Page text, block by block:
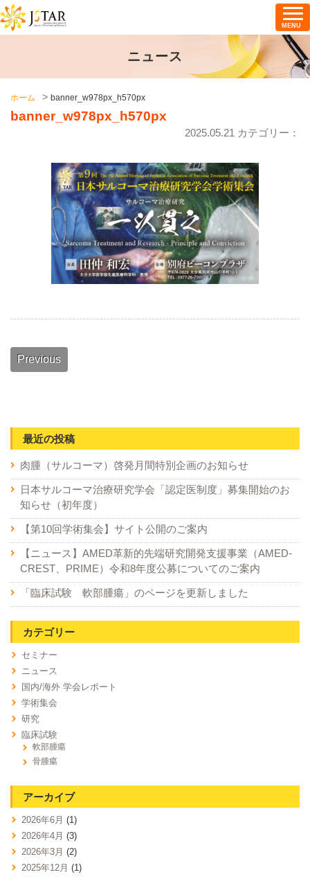
MENU
ニュース
ホーム banner_w978px_h570px
banner_w978px_h570px
2025.05.21 カテゴリー：
Previous
最近の投稿
肉腫（サルコーマ）啓発月間特別企画のお知らせ
日本サルコーマ治療研究学会「認定医制度」募集開始のお
知らせ（初年度）
【第10回学術集会】サイト公開のご案内
【ニュース】AMED革新的先端研究開発支援事業（AMED-
CREST、PRIME）令和8年度公募についてのご案内
「臨床試験 軟部腫瘍」のページを更新しました
カテゴリー
セミナー
ニュース
国内/海外 学会レポート
学術集会
研究
臨床試験
軟部腫瘍
骨腫瘍
アーカイブ
2026年6月 (1)
2026年4月 (3)
2026年3月 (2)
2025年12月 (1)